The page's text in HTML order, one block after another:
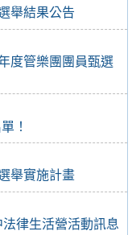
舉結果公告
度管樂團團員甄選
！
舉實施計畫
法律生活營活動訊息